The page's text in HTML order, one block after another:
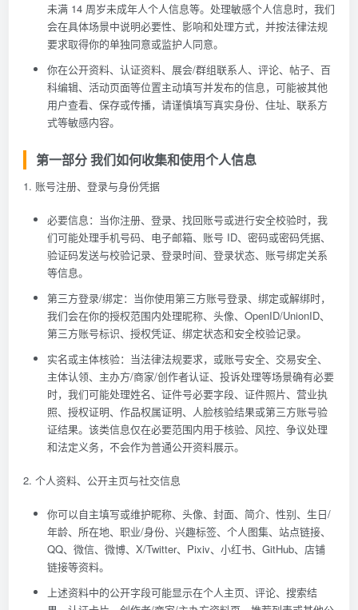
未满 14 周岁未成年人个人信息等。处理敏感个人信息时，我们
会在具体场景中说明必要性、影响和处理方式，并按法律法规
要求取得你的单独同意或监护人同意。
你在公开资料、认证资料、展会/群组联系人、评论、帖子、百
科编辑、活动页面等位置主动填写并发布的信息，可能被其他
用户查看、保存或传播，请谨慎填写真实身份、住址、联系方
式等敏感内容。
第一部分 我们如何收集和使用个人信息
1. 账号注册、登录与身份凭据
必要信息：当你注册、登录、找回账号或进行安全校验时，我
们可能处理手机号码、电子邮箱、账号 ID、密码或密码凭据、
验证码发送与校验记录、登录时间、登录状态、账号绑定关系
等信息。
第三方登录/绑定：当你使用第三方账号登录、绑定或解绑时，
我们会在你的授权范围内处理昵称、头像、OpenID/UnionID、
第三方账号标识、授权凭证、绑定状态和安全校验记录。
实名或主体核验：当法律法规要求，或账号安全、交易安全、
主体认领、主办方/商家/创作者认证、投诉处理等场景确有必要
时，我们可能处理姓名、证件号必要字段、证件照片、营业执
照、授权证明、作品权属证明、人脸核验结果或第三方账号验
证结果。该类信息仅在必要范围内用于核验、风控、争议处理
和法定义务，不会作为普通公开资料展示。
2. 个人资料、公开主页与社交信息
你可以自主填写或维护昵称、头像、封面、简介、性别、生日/
年龄、所在地、职业/身份、兴趣标签、个人图集、站点链接、
QQ、微信、微博、X/Twitter、Pixiv、小红书、GitHub、店铺
链接等资料。
上述资料中的公开字段可能显示在个人主页、评论、搜索结